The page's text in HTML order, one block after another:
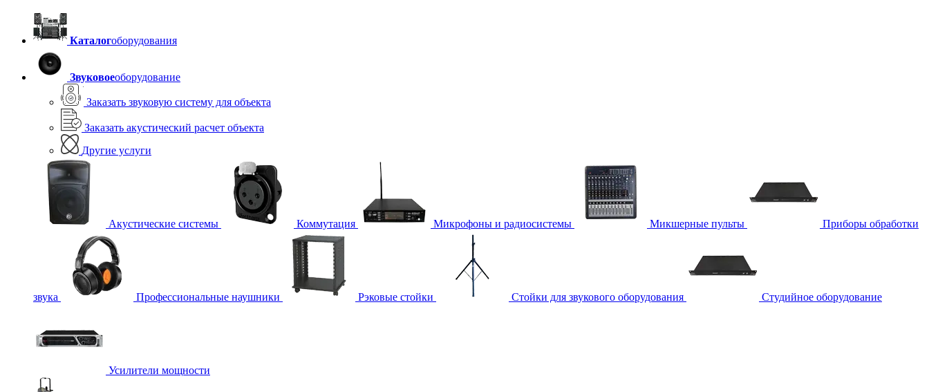
Каталогоборудования
Звуковоеоборудование
Заказать звуковую систему для объекта
Заказать акустический расчет объекта
Другие услуги
Акустические системы Коммутация Микрофоны и радиосистемы Микшерные пульты Приборы обработки
звука Профессиональные наушники Рэковые стойки Стойки для звукового оборудования Студийное оборудование
Усилители мощности